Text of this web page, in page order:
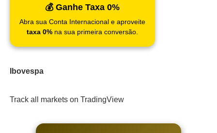
💰 Ganhe Taxa 0%
Abra sua Conta Internacional e aproveite
taxa 0% na sua primeira conversão.
Ibovespa
Track all markets on TradingView